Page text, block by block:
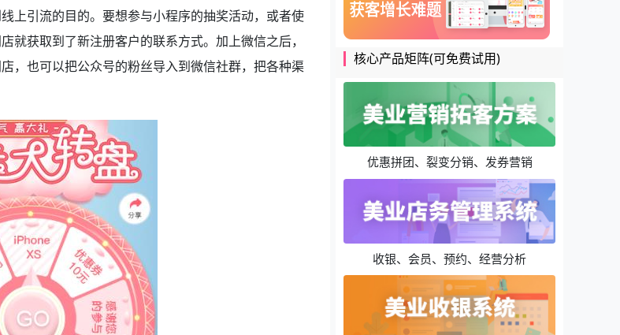
上引流的目的。要想参与小程序的抽奖活动，或者使
就获取到了新注册客户的联系方式。加上微信之后，
，也可以把公众号的粉丝导入到微信社群，把各种渠
核心产品矩阵(可免费试用)
优惠拼团、裂变分销、发券营销
收银、会员、预约、经营分析